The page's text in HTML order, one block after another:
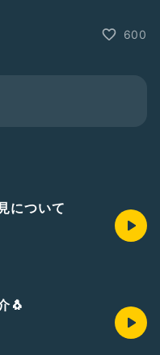
600
について
🐧